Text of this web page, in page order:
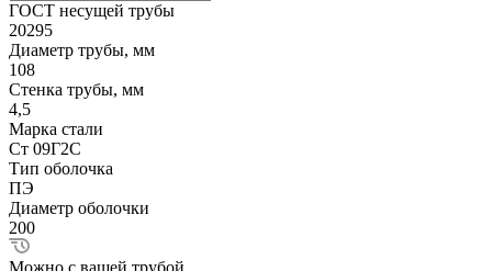
ГОСТ несущей трубы
20295
Диаметр трубы, мм
108
Стенка трубы, мм
4,5
Марка стали
Ст 09Г2С
Тип оболочка
ПЭ
Диаметр оболочки
200
Можно с вашей трубой